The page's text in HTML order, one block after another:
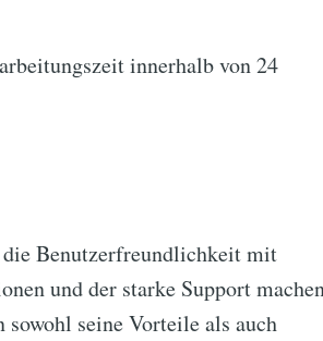
innerhalb von 24
Benutzerfreundlichkeit mit
und der starke Support
seine Vorteile als auch